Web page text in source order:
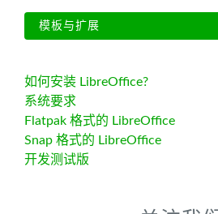
模板与扩展
如何安装 LibreOffice?
系统要求
Flatpak 格式的 LibreOffice
Snap 格式的 LibreOffice
开发测试版